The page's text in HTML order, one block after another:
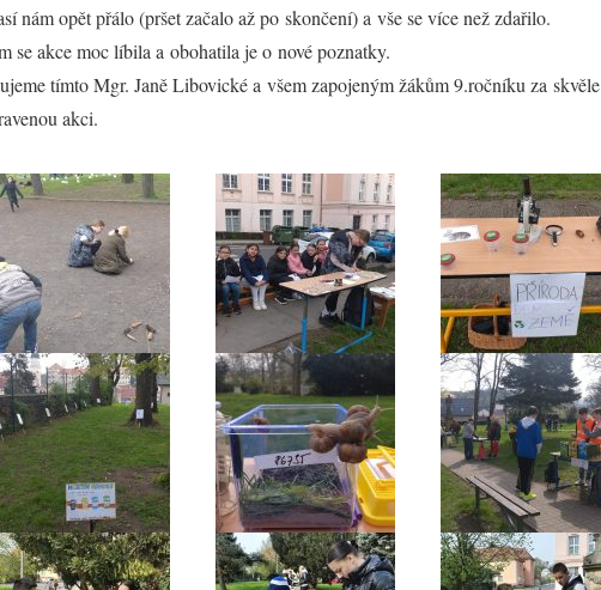
nám opět přálo (pršet začalo až po skončení) a vše se více než zdařilo.
se akce moc líbila a obohatila je o nové poznatky.
tímto Mgr. Janě Libovické a všem zapojeným žákům 9.ročníku za skvěle
akci.